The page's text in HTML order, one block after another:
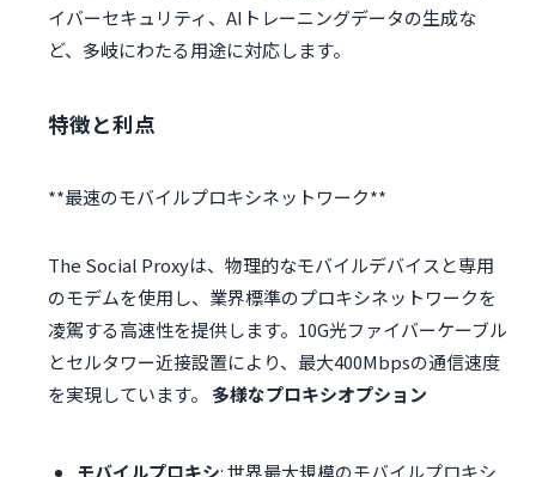
イバーセキュリティ、AIトレーニングデータの生成な
ど、多岐にわたる用途に対応します。
特徴と利点
The Social Proxyは、物理的なモバイルデバイスと専用
のモデムを使用し、業界標準のプロキシネットワークを
凌駕する高速性を提供します。10G光ファイバーケーブル
とセルタワー近接設置により、最大400Mbpsの通信速度
を実現しています。 多様なプロキシオプション
モバイルプロキシ: 世界最大規模のモバイルプロキシ